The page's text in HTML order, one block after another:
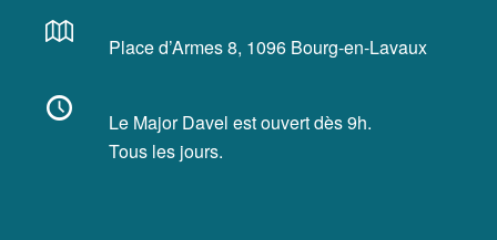
Place d’Armes 8, 1096 Bourg-en-Lavaux
Le Major Davel est ouvert dès 9h.
Tous les jours.